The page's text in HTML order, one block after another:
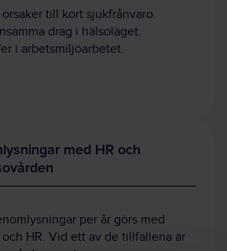
till kort sjukfrånvaro.
drag i hälsoläget.
i arbetsmiljöarbetet.
med HR och
per år görs med
HR. Vid ett av de tillfällena är